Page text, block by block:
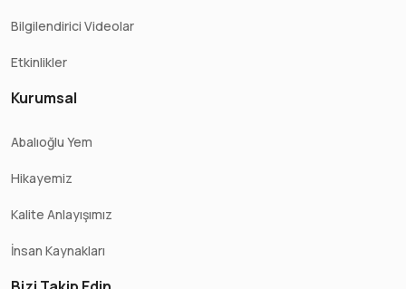
Bilgilendirici Videolar
Etkinlikler
Kurumsal
Abalıoğlu Yem
Hikayemiz
Kalite Anlayışımız
İnsan Kaynakları